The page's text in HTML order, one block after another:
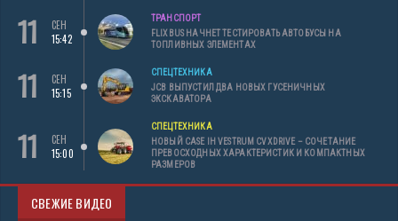
11
СЕН
15:42
ТРАНСПОРТ
FLIXBUS НАЧНЕТ ТЕСТИРОВАТЬ АВТОБУСЫ НА
ТОПЛИВНЫХ ЭЛЕМЕНТАХ
11
СЕН
15:15
СПЕЦТЕХНИКА
JCB ВЫПУСТИЛ ДВА НОВЫХ ГУСЕНИЧНЫХ
ЭКСКАВАТОРА
11
СЕН
15:00
СПЕЦТЕХНИКА
НОВЫЙ CASE IH VESTRUM CVXDRIVE – СОЧЕТАНИЕ
ПРЕВОСХОДНЫХ ХАРАКТЕРИСТИК И КОМПАКТНЫХ
РАЗМЕРОВ
СВЕЖИЕ ВИДЕО